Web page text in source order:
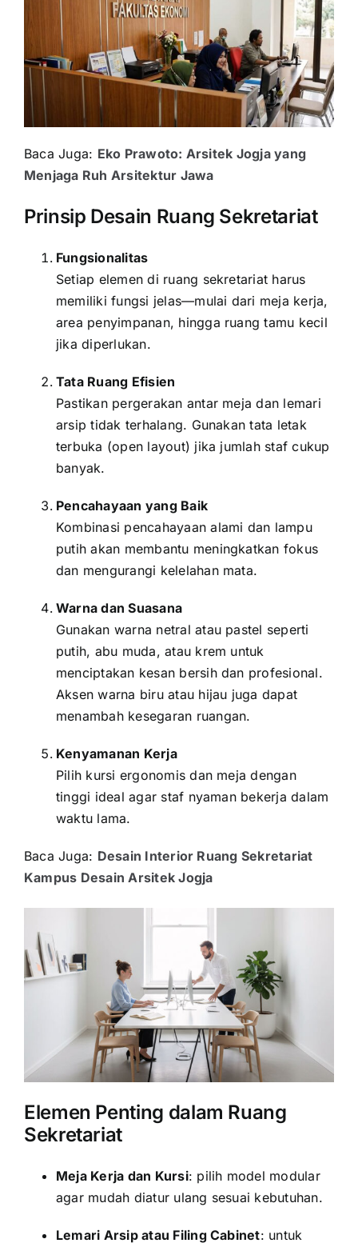
Baca Juga: Eko Prawoto: Arsitek Jogja yang
Menjaga Ruh Arsitektur Jawa
Prinsip Desain Ruang Sekretariat
Fungsionalitas
Setiap elemen di ruang sekretariat harus
memiliki fungsi jelas—mulai dari meja kerja,
area penyimpanan, hingga ruang tamu kecil
jika diperlukan.
Tata Ruang Efisien
Pastikan pergerakan antar meja dan lemari
arsip tidak terhalang. Gunakan tata letak
terbuka (open layout) jika jumlah staf cukup
banyak.
Pencahayaan yang Baik
Kombinasi pencahayaan alami dan lampu
putih akan membantu meningkatkan fokus
dan mengurangi kelelahan mata.
Warna dan Suasana
Gunakan warna netral atau pastel seperti
putih, abu muda, atau krem untuk
menciptakan kesan bersih dan profesional.
Aksen warna biru atau hijau juga dapat
menambah kesegaran ruangan.
Kenyamanan Kerja
Pilih kursi ergonomis dan meja dengan
tinggi ideal agar staf nyaman bekerja dalam
waktu lama.
Baca Juga: Desain Interior Ruang Sekretariat
Kampus Desain Arsitek Jogja
Elemen Penting dalam Ruang
Sekretariat
Meja Kerja dan Kursi: pilih model modular
agar mudah diatur ulang sesuai kebutuhan.
Lemari Arsip atau Filing Cabinet: untuk